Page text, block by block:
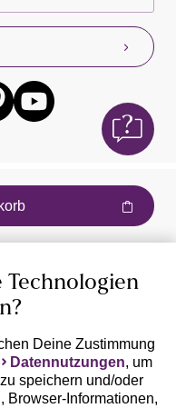
Technologien
Deine Zustimmung
Datennutzungen, um
speichern und/oder
Browser-Informationen,